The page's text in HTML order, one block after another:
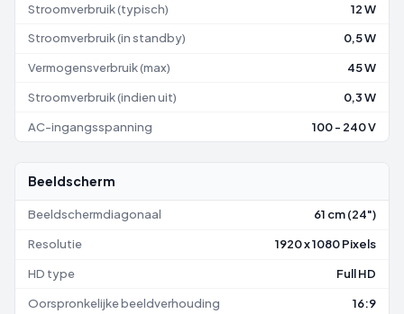
Stroomverbruik (typisch) 12 W
Stroomverbruik (in standby) 0,5 W
Vermogensverbruik (max) 45 W
Stroomverbruik (indien uit) 0,3 W
AC-ingangsspanning 100 - 240 V
Beeldscherm
Beeldschermdiagonaal 61 cm (24")
Resolutie 1920 x 1080 Pixels
HD type Full HD
Oorspronkelijke beeldverhouding 16:9